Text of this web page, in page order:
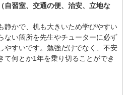
自習室、交通の便、治安、立地な
静かで、机も大きいため学びやすい
ない箇所を先生やチューターに必ず
やすいです。勉強だけでなく、不安
て何とか1年を乗り切ることができ